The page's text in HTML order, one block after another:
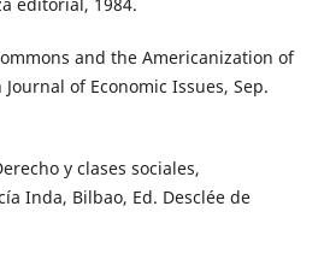
and the Americanization of
of Economic Issues, Sep.
y clases sociales,
Inda, Bilbao, Ed. Desclée de